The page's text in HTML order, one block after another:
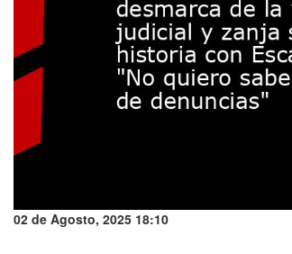
02 de Agosto, 2025 18:10